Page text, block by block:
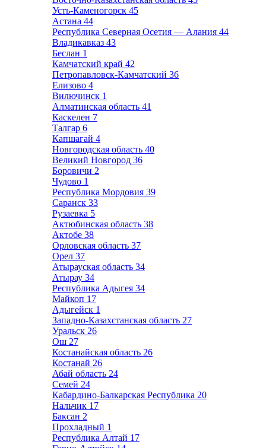
Усть-Каменогорск 45
Астана 44
Республика Северная Осетия — Алания 44
Владикавказ 43
Беслан 1
Камчатский край 42
Петропавловск-Камчатский 36
Елизово 4
Вилючинск 1
Алматинская область 41
Каскелен 7
Талгар 6
Капшагай 4
Новгородская область 40
Великий Новгород 36
Боровичи 2
Чудово 1
Республика Мордовия 39
Саранск 33
Рузаевка 5
Актюбинская область 38
Актобе 38
Орловская область 37
Орел 37
Атырауская область 34
Атырау 34
Республика Адыгея 34
Майкоп 17
Адыгейск 1
Западно-Казахстанская область 27
Уральск 26
Ош 27
Костанайская область 26
Костанай 26
Абай область 24
Семей 24
Кабардино-Балкарская Республика 20
Нальчик 17
Баксан 2
Прохладный 1
Республика Алтай 17